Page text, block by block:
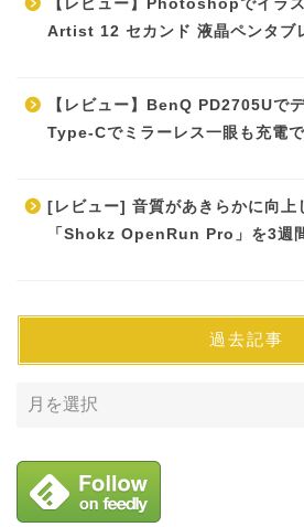
【レビュー】Photoshopでイラ
Artist 12 セカンド 液晶ペンタブ
【レビュー】BenQ PD2705Uで
Type-Cでミラーレス一眼も充電
[レビュー] 音質があきらかに向上
「Shokz OpenRun Pro」を3週
過去記事